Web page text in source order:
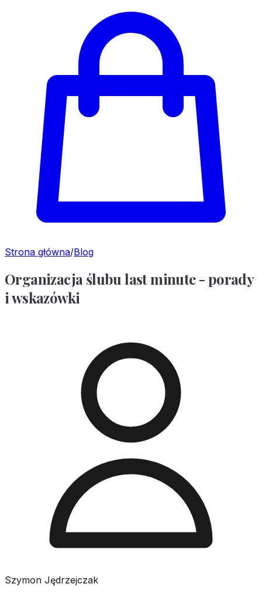
Strona główna/Blog
Organizacja ślubu last minute - porady
i wskazówki
Szymon Jędrzejczak